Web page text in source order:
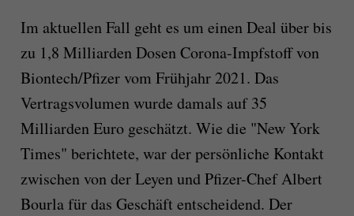
Im aktuellen Fall geht es um einen Deal über bis
zu 1,8 Milliarden Dosen Corona-Impfstoff von
Biontech/Pfizer vom Frühjahr 2021. Das
Vertragsvolumen wurde damals auf 35
Milliarden Euro geschätzt. Wie die "New York
Times" berichtete, war der persönliche Kontakt
zwischen von der Leyen und Pfizer-Chef Albert
Bourla für das Geschäft entscheidend. Der